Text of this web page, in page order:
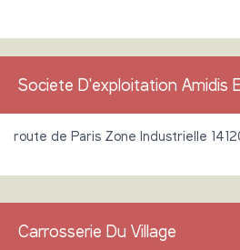
Societe D'exploitation Amidis
route de Paris Zone Industrielle
Carrosserie Du Village